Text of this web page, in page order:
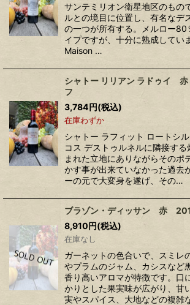
サンテミリオン衛星地区のもの
ルとの境目に位置し、有名なデ
の一つが所有する。メルロー80
イプですが、十分に熟成してい
Maison …
シャトー リリアン ラドゥイ
フ
3,784円(税込)
在庫わずか
シャトー ラフィット ロートシ
コス デストゥルネルに隣接す
まれた立地にありながらそのポ
かす事が出来ていなかった過去
ーの元で大変身を遂げ、その…
ブラゾン・ディッサン 赤
8,910円(税込)
在庫なし
ガーネットの色合いで、スミレ
やプラムのジャム、カシスなど
香り高いアロマが特徴です。口
かりとした果実味が広がり、甘
実やスパイス、大地などの複雑